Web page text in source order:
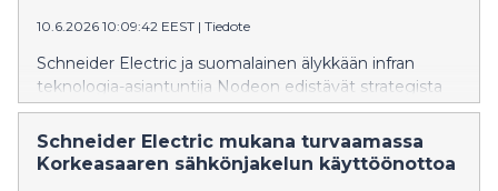
10.6.2026 10:09:42 EEST | Tiedote
Schneider Electric ja suomalainen älykkään infran
teknologia-asiantuntija Nodeon edistävät strategista
yhteistyötään tavoitteena kehittää kriittisen
infrastruktuurin automaatiota, parantaa
huoltovarmuutta ja vastata kasvaviin kyberturva- ja
digitalisaatiovaatimuksiin. Yhteistyössä keskeisessä
Schneider Electric mukana turvaamassa
Korkeasaaren sähkönjakelun käyttöönottoa